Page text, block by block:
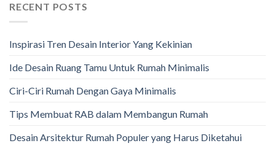
RECENT POSTS
Inspirasi Tren Desain Interior Yang Kekinian
Ide Desain Ruang Tamu Untuk Rumah Minimalis
Ciri-Ciri Rumah Dengan Gaya Minimalis
Tips Membuat RAB dalam Membangun Rumah
Desain Arsitektur Rumah Populer yang Harus Diketahui